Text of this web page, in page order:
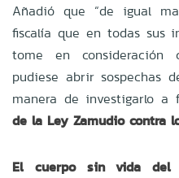
Añadió que “de igual
fiscalía que en todas sus
tome en consideración
pudiese abrir sospechas
manera de investigarlo a
de la Ley Zamudio contra
El cuerpo sin vida del